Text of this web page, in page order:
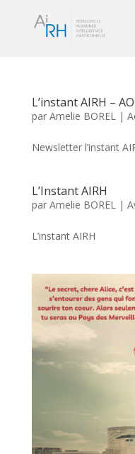
L’instant AIRH –
par Amelie BOREL|
Newsletter l’instant
L’Instant AIRH
par Amelie BOREL|
L’instant AIRH